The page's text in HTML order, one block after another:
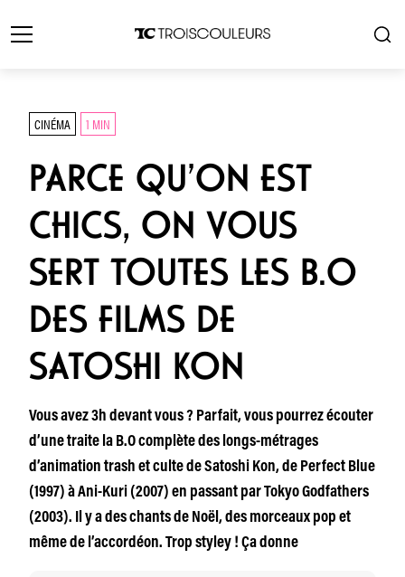
CINÉMA 1 MIN
PARCE QU’ON EST
CHICS, ON VOUS
SERT TOUTES LES B.O
DES FILMS DE
SATOSHI KON
Vous avez 3h devant vous ? Parfait, vous pourrez écouter
d’une traite la B.O complète des longs-métrages
d’animation trash et culte de Satoshi Kon, de Perfect Blue
(1997) à Ani-Kuri (2007) en passant par Tokyo Godfathers
(2003). Il y a des chants de Noël, des morceaux pop et
même de l’accordéon. Trop styley ! Ça donne